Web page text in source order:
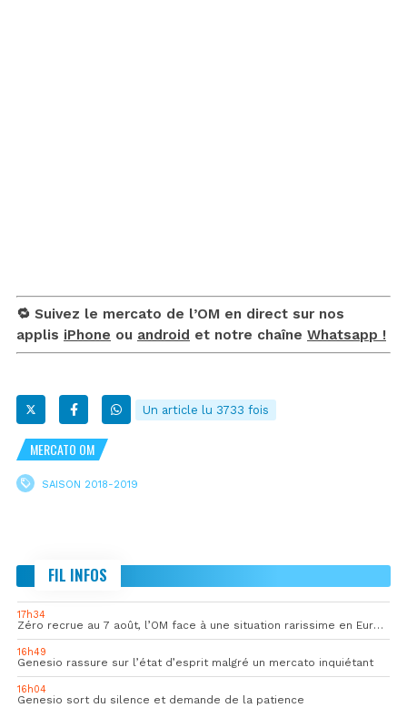
🔁 Suivez le mercato de l’OM en direct sur nos
applis iPhone ou android et notre chaîne Whatsapp !
Un article lu 3733 fois
MERCATO OM
SAISON 2018-2019
FIL INFOS
17h34
Zéro recrue au 7 août, l’OM face à une situation rarissime en Europe
16h49
Genesio rassure sur l’état d’esprit malgré un mercato inquiétant
16h04
Genesio sort du silence et demande de la patience